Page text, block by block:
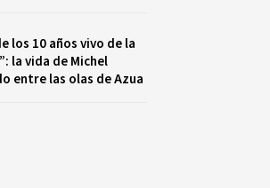
los 10 años vivo de la
la vida de Michel
entre las olas de Azua